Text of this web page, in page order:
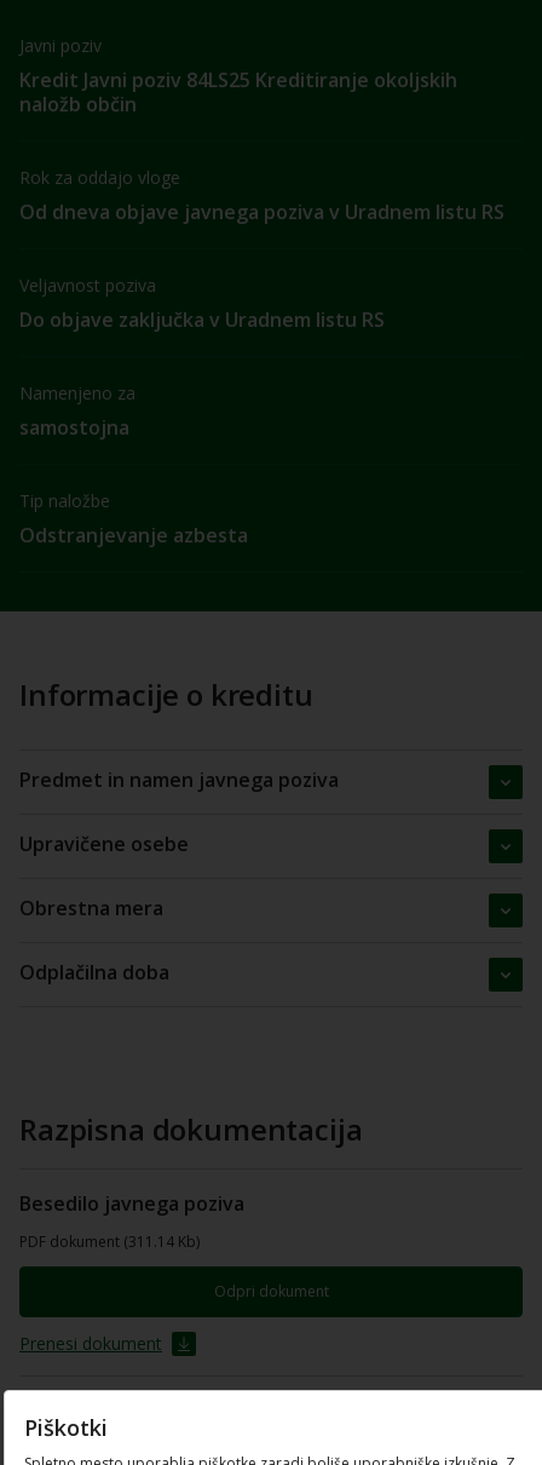
Javni poziv
Kredit Javni poziv 84LS25 Kreditiranje okoljskih
naložb občin
Rok za oddajo vloge
Od dneva objave javnega poziva v Uradnem listu RS
Veljavnost poziva
Do objave zaključka v Uradnem listu RS
Namenjeno za
samostojna
Tip naložbe
Odstranjevanje azbesta
Informacije o kreditu
Predmet in namen javnega poziva
Upravičene osebe
Obrestna mera
Odplačilna doba
Razpisna dokumentacija
Besedilo javnega poziva
PDF dokument (311.14 Kb)
Odpri dokument
Prenesi dokument
Piškotki